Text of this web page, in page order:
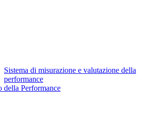
Sistema di misurazione e valutazione della
performance
della Performance